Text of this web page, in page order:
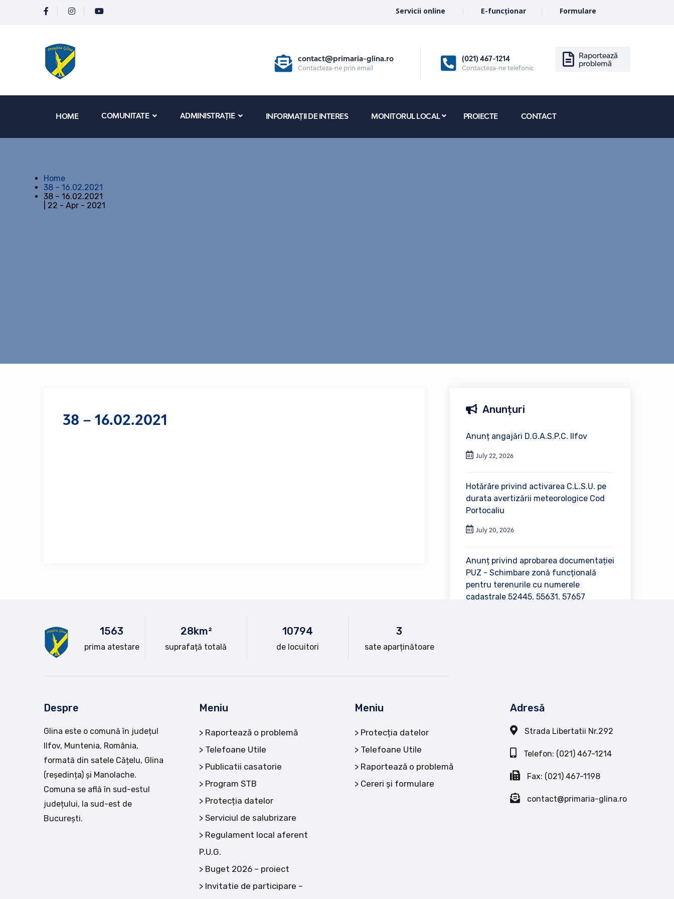
Servicii online E-funcționar Formulare
contact@primaria-glina.ro
Contacteza-ne prin email
(021) 467-1214
Contacteza-ne telefonic
Raportează
problemă
HOME COMUNITATE ADMINISTRAȚIE INFORMAȚII DE INTERES MONITORUL LOCAL PROIECTE CONTACT
Home
38 – 16.02.2021
38 – 16.02.2021
| 22 - Apr - 2021
38 – 16.02.2021
Anunțuri
Anunț angajări D.G.A.S.P.C. Ilfov
July 22, 2026
Hotărâre privind activarea C.L.S.U. pe
durata avertizării meteorologice Cod
Portocaliu
July 20, 2026
Anunț privind aprobarea documentației
PUZ - Schimbare zonă funcțională
pentru terenurile cu numerele
cadastrale 52445, 55631, 57657
1563
prima atestare
28km²
suprafață totală
10794
de locuitori
3
sate aparținătoare
Despre
Glina este o comună în județul
Ilfov, Muntenia, România,
formată din satele Cățelu, Glina
(reședința) și Manolache.
Comuna se află în sud-estul
județului, la sud-est de
București.
Meniu
Raportează o problemă
Telefoane Utile
Publicatii casatorie
Program STB
Protecția datelor
Serviciul de salubrizare
Regulament local aferent
P.U.G.
Buget 2026 – proiect
Invitatie de participare –
Meniu
Protecția datelor
Telefoane Utile
Raportează o problemă
Cereri și formulare
Adresă
Strada Libertatii Nr.292
Telefon: (021) 467-1214
Fax: (021) 467-1198
contact@primaria-glina.ro